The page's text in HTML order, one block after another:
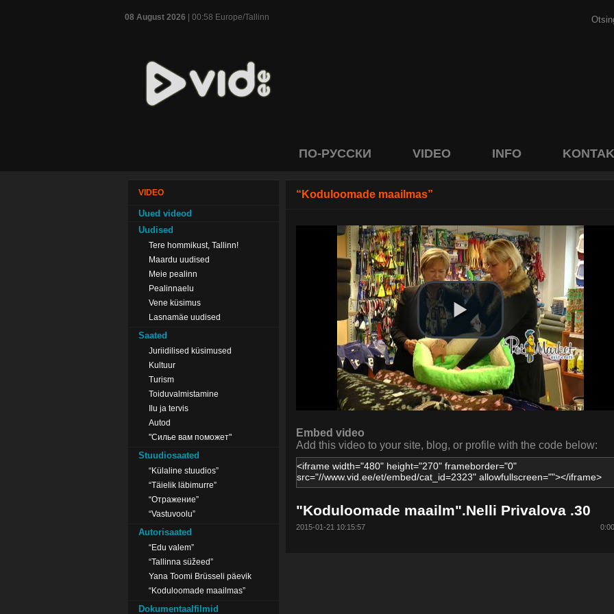
08 August 2026 | 00:58 Europe/Tallinn
ПО-РУССКИ VIDEO INFO
VIDEO
Uued videod
Uudised
Tere hommikust, Tallinn!
Maardu uudised
Meie pealinn
Pealinnaelu
Vene küsimus
Lasnamäe uudised
Saated
Juriidilised küsimused
Kultuur
Turism
Toiduvalmistamine
Ilu ja tervis
Autod
"Силье вам поможет"
Stuudiosaated
“Külaline stuudios”
“Täielik läbimurre”
“Отражение”
“Vastuvoolu”
Autorisaated
“Edu valem”
“Tallinna süžeed”
Yana Toomi Brüsseli päevik
“Koduloomade maailmas”
Dokumentaalfilmid
“Koduloomade maailmas”
Embed video
Add this video to your site, blog, or profile with the code below:
"Koduloomade maailm".Nelli Privalova .30
2015-01-21 10:15:57